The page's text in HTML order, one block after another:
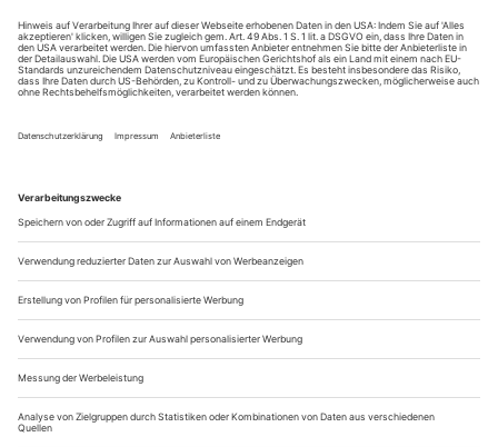
Seit 30 Jahren aktiv: Das kleine Buxton Festival in Derbyshire findet
sein Glück an den Rändern der Repertoires
Ohne ihre kleinen Sommerfestspielorte wäre die
überschaubare britische Opernlandschaft um einiges ärmer.
OW 8/2009). Auch das seit 1979 veranstaltete Festival in
Buxton gehört in diese Kategorie. Zur Zeit Queen Victorias
war das Städtchen südlich von...
Alles so schön brombeerfarben hier
Der «Holländer für Kinder» ist ein Knüller, Christian Thielemann
triumphiert mit dem «Ring», Hans Sachs und Beckmesser sind neu
besetzt, «Tristan und Isolde» wird verfilmt - Eindrücke von den
Bayreuther Festspielen 2009